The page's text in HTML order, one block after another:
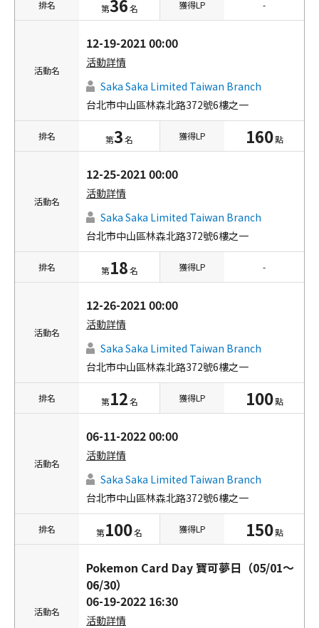
排名 第36名 獲得LP -
活動名
12-19-2021 00:00
活動詳情
Saka Saka Limited Taiwan Branch
台北市中山區林森北路372號6樓之一
排名 第3名 獲得LP 160點
活動名
12-25-2021 00:00
活動詳情
Saka Saka Limited Taiwan Branch
台北市中山區林森北路372號6樓之一
排名 第18名 獲得LP -
活動名
12-26-2021 00:00
活動詳情
Saka Saka Limited Taiwan Branch
台北市中山區林森北路372號6樓之一
排名 第12名 獲得LP 100點
活動名
06-11-2022 00:00
活動詳情
Saka Saka Limited Taiwan Branch
台北市中山區林森北路372號6樓之一
排名 第100名 獲得LP 150點
活動名
Pokemon Card Day 寶可夢日（05/01～
06/30）
06-19-2022 16:30
活動詳情